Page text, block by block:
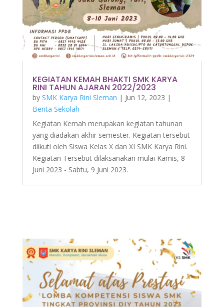
KEGIATAN KEMAH BHAKTI SMK KARYA
RINI TAHUN AJARAN 2022/2023
by SMK Karya Rini Sleman | Jun 12, 2023 |
Berita Sekolah
Kegiatan Kemah merupakan kegiatan tahunan
yang diadakan akhir semester. Kegiatan tersebut
diikuti oleh Siswa Kelas X dan XI SMK Karya Rini.
Kegiatan Tersebut dilaksanakan mulai Kamis, 8
Juni 2023 - Sabtu, 9 Juni 2023.